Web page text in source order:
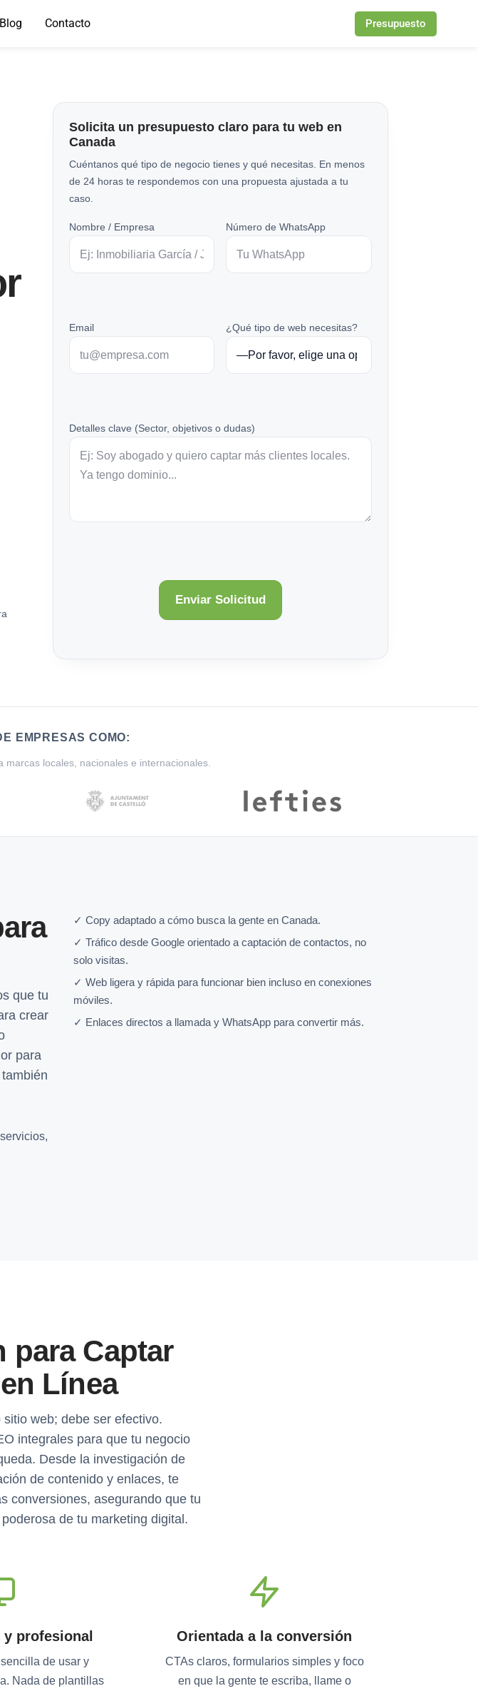
Blog Contacto Presupuesto
Solicita un presupuesto claro para tu web en
Canada
Cuéntanos qué tipo de negocio tienes y qué necesitas. En menos
de 24 horas te respondemos con una propuesta ajustada a tu
caso.
Nombre / Empresa Número de WhatsApp
Email ¿Qué tipo de web necesitas?
Detalles clave (Sector, objetivos o dudas)
EMPRESAS COMO:
locales, nacionales e internacionales.
que tu
crear
para
✓ Copy adaptado a cómo busca la gente en Canada.
✓ Tráfico desde Google orientado a captación de contactos, no
solo visitas.
✓ Web ligera y rápida para funcionar bien incluso en conexiones
móviles.
✓ Enlaces directos a llamada y WhatsApp para convertir más.
para Captar
Línea
web; debe ser efectivo.
integrales para que tu negocio
Desde la investigación de
de contenido y enlaces, te
conversiones, asegurando que tu
de tu marketing digital.
profesional
de usar y
Nada de plantillas
Orientada a la conversión
CTAs claros, formularios simples y foco
en que la gente te escriba, llame o